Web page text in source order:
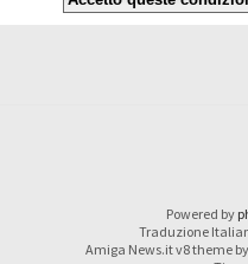
Powered by
Traduzione
Amiga News.it v8 theme